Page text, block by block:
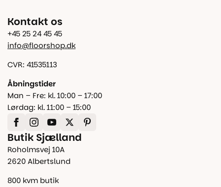
Kontakt os
+45 25 24 45 45
info@floorshop.dk
CVR: 41535113
Åbningstider
Man – Fre: kl. 10:00 – 17:00
Lørdag: kl. 11:00 – 15:00
Butik Sjælland
Roholmsvej 10A
2620 Albertslund
800 kvm butik